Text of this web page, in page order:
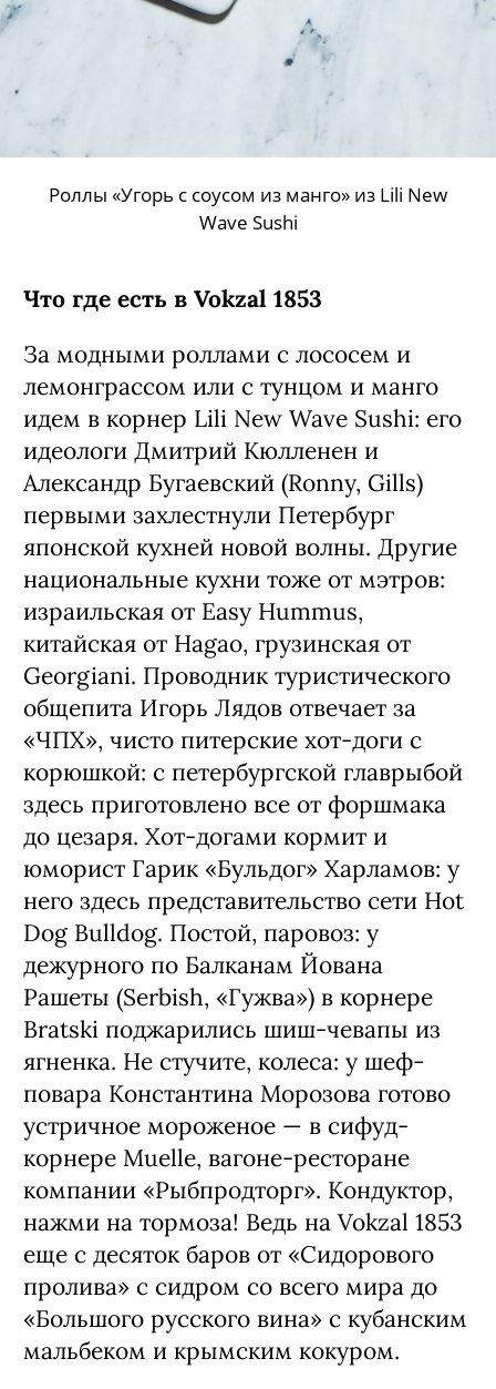
Роллы «Угорь с соусом из манго» из Lili New
Wave Sushi
Что где есть в Vokzal 1853
За модными роллами с лососем и
лемонграссом или с тунцом и манго
идем в корнер Lili New Wave Sushi: его
идеологи Дмитрий Кюлленен и
Александр Бугаевский (Ronny, Gills)
первыми захлестнули Петербург
японской кухней новой волны. Другие
национальные кухни тоже от мэтров:
израильская от Easy Hummus,
китайская от Hagao, грузинская от
Georgiani. Проводник туристического
общепита Игорь Лядов отвечает за
«ЧПХ», чисто питерские хот-доги с
корюшкой: с петербургской главрыбой
здесь приготовлено все от форшмака
до цезаря. Хот-догами кормит и
юморист Гарик «Бульдог» Харламов: у
него здесь представительство сети Hot
Dog Bulldog. Постой, паровоз: у
дежурного по Балканам Йована
Рашеты (Serbish, «Гужва») в корнере
Bratski поджарились шиш-чевапы из
ягненка. Не стучите, колеса: у шеф-
повара Константина Морозова готово
устричное мороженое — в сифуд-
корнере Muelle, вагоне-ресторане
компании «Рыбпродторг». Кондуктор,
нажми на тормоза! Ведь на Vokzal 1853
еще с десяток баров от «Сидорового
пролива» с сидром со всего мира до
«Большого русского вина» с кубанским
мальбеком и крымским кокуром.